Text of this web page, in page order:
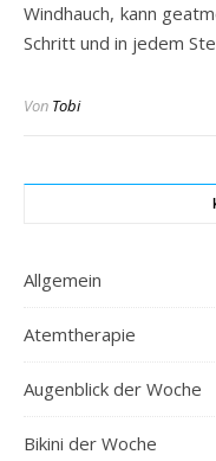
Windhauch, kann
Schritt und in jedem
Von Tobi
Allgemein
Atemtherapie
Augenblick der Woche
Bikini der Woche